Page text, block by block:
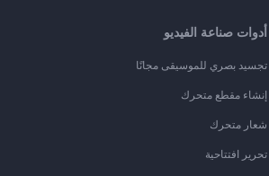
أدوات صناعة الفيديو
تجسيد بصري للموسيقى مجانًا
إنشاء مقطع متحرك
شعار متحرك
تحرير افتتاحية